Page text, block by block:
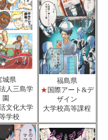
城県
人三島学
園
文化大学
学校
福島県
★国際アート&デ
ザイン
大学校高等課程